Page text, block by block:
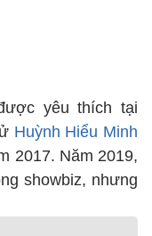
yêu thích tại
Huỳnh Hiểu Minh
2017. Năm 2019,
showbiz, nhưng